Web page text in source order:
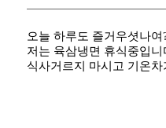
오늘 하루도 즐거우셧나여
저는 육삼냉면 휴식중입니
식사거르지 마시고 기온